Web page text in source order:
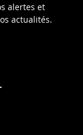
alertes et
actualités.